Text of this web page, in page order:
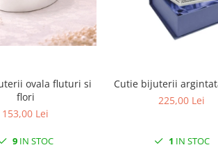
ovala fluturi si
flori
153,00 Lei
9IN STOC
Cutie bijuterii
225,00 Lei
1 IN STOC